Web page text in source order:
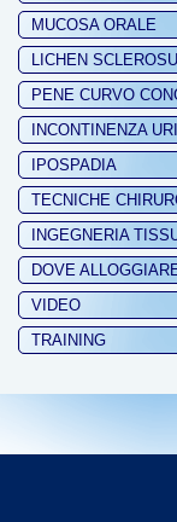
MUCOSA ORALE
LICHEN
PENE CURVO
INCONTINENZA
IPOSPADIA
TECNICHE
INGEGNERIA
DOVE
VIDEO
TRAINING